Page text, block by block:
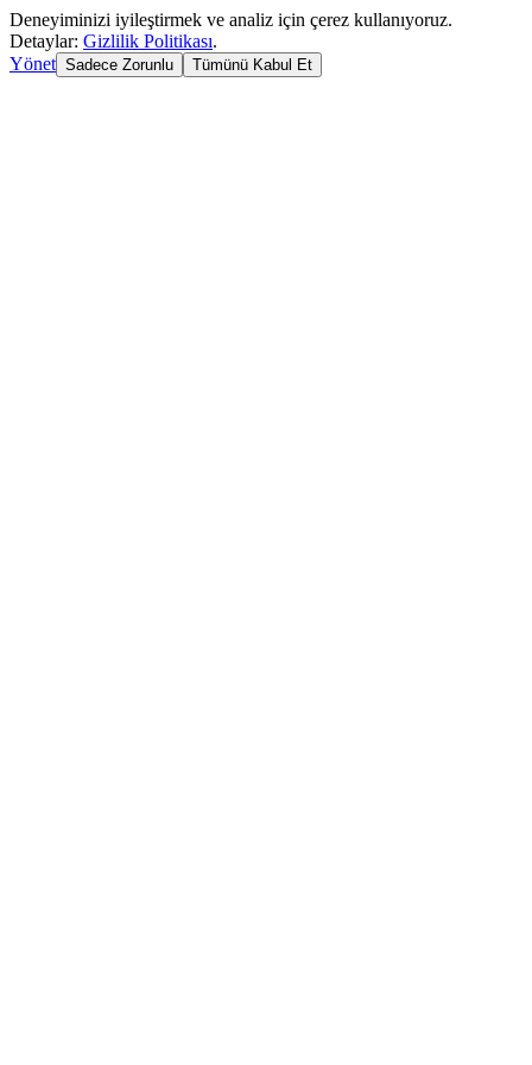
Deneyiminizi iyileştirmek ve analiz için çerez kullanıyoruz.
Detaylar: Gizlilik Politikası.
Yönet Sadece Zorunlu Tümünü Kabul Et